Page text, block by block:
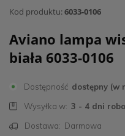
Kod produktu:6033-0106
Aviano lampa
biała 6033-0106
Dostępność dostępny (w
Wysyłka w: 3 - 4 dni
Dostawa: Darmowa